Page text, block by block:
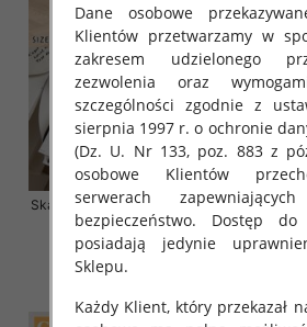
Skarpety damskie Roz 35-42, Mix
kolor Paczka 40 szt
3.20 zł
szczegóły
Dane osobowe
Klientów przetwarzamy w
zakresem udzielonego
zezwolenia oraz
szczególności zgodnie z
sierpnia 1997 r. o ochronie
(Dz. U. Nr 133, poz. 883 z
osobowe Klientów
serwerach
bezpieczeństwo. Dostęp
posiadają jedynie
Sklepu.
Każdy Klient, który przekazał